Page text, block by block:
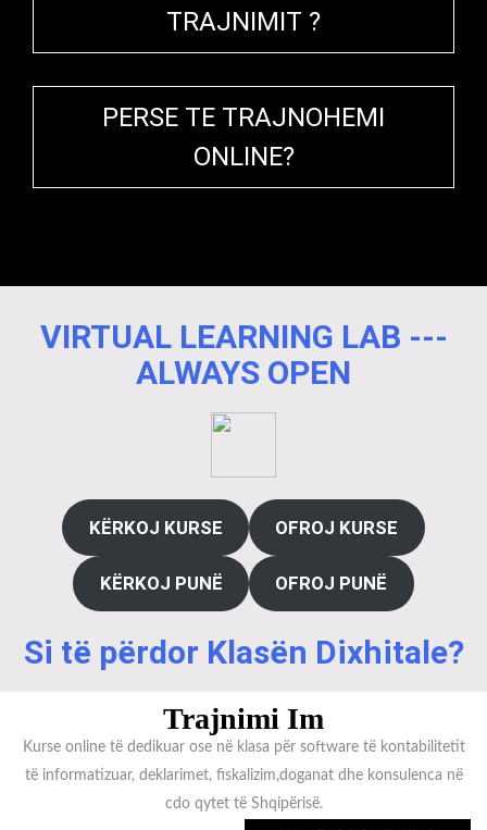
TRAJNIMIT ?
PERSE TE TRAJNOHEMI
ONLINE?
VIRTUAL LEARNING LAB ---
ALWAYS OPEN
KËRKOJ KURSE OFROJ KURSE
KËRKOJ PUNË OFROJ PUNË
Si të përdor Klasën Dixhitale?
Trajnimi Im
Kurse online të dedikuar ose në klasa për software të kontabilitetit
të informatizuar, deklarimet, fiskalizim,doganat dhe konsulenca në
cdo qytet të Shqipërisë.